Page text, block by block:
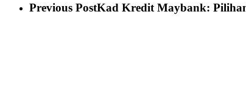
Previous PostKad Kredit Maybank: